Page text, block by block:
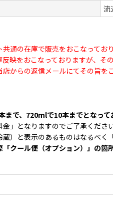
流
通の在庫で販売をおこなって
映をおこなっておりますが、そ
からの返信メールにてその旨
で、720mlで10本までとなって
となりますのでご了承くださ
）と表示のあるものはなるべく
クール便（オプション）」の箇